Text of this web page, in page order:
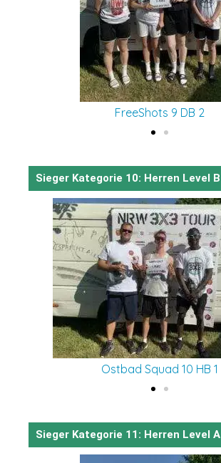
FreeShots 9 DB 2
Sieger Kategorie 10: Herren Level B
Ostbad Squad 10 HB 1
Sieger Kategorie 11: Herren Level A